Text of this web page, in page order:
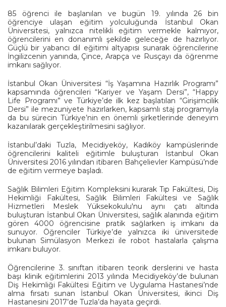
85 öğrenci ile başlanılan ve bugün 19. yılında 26 bin
öğrenciye ulaşan eğitim yolculuğunda İstanbul Okan
Üniversitesi, yalnızca nitelikli eğitim vermekle kalmıyor,
öğrencilerini en donanımlı şekilde geleceğe de hazırlıyor.
Güçlü bir yabancı dil eğitimi altyapısı sunarak öğrencilerine
İngilizcenin yanında, Çince, Arapça ve Rusçayı da öğrenme
imkanı sağlıyor.
İstanbul Okan Üniversitesi “İş Yaşamına Hazırlık Programı”
kapsamında öğrencileri “Kariyer ve Yaşam Dersi”, “Happy
Life Programı” ve Türkiye’de ilk kez başlatılan “Girişimcilik
Dersi” ile mezuniyete hazırlarken, kapsamlı staj programıyla
da bu sürecin Türkiye’nin en önemli şirketlerinde deneyim
kazanılarak gerçekleştirilmesini sağlıyor.
İstanbul’daki Tuzla, Mecidiyeköy, Kadıköy kampüslerinde
öğrencilerini kaliteli eğitimle buluşturan İstanbul Okan
Üniversitesi 2016 yılından itibaren Bahçelievler Kampüsü’nde
de eğitim vermeye başladı.
Sağlık Bilimleri Eğitim Kompleksini kurarak Tıp Fakültesi, Diş
Hekimliği Fakültesi, Sağlık Bilimleri Fakültesi ve Sağlık
Hizmetleri Meslek Yüksekokulu'nu aynı çatı altında
buluşturan İstanbul Okan Üniversitesi, sağlık alanında eğitim
gören 4000 öğrencisine pratik sağlarken iş imkanı da
sunuyor. Öğrenciler Türkiye’de yalnızca iki üniversitede
bulunan Simülasyon Merkezi ile robot hastalarla çalışma
imkanı buluyor.
Öğrencilerine 3. sınıftan itibaren teorik derslerini ve hasta
başı klinik eğitimlerini 2013 yılında Mecidiyeköy’de bulunan
Diş Hekimliği Fakültesi Eğitim ve Uygulama Hastanesi’nde
alma fırsatı sunan İstanbul Okan Üniversitesi, ikinci Diş
Hastanesini 2017’de Tuzla’da hayata geçirdi.